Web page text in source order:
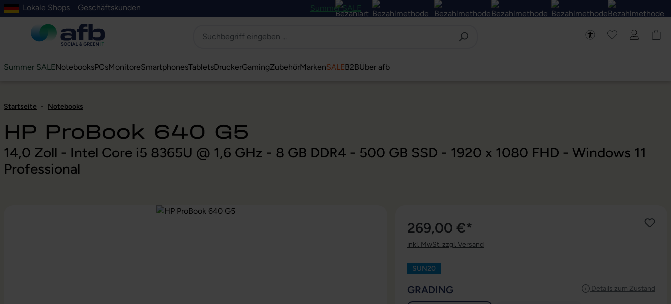
springen
Suche springen
Zur Hauptnavigation springen
Zur Navigation der B2B-Plattform springen
Lokale Shops Geschäftskunden Summer SALE
Summer SALENotebooksPCsMonitoreSmartphonesTabletsDruckerGamingZubehörMarkenSALEB2BÜber afb
Startseite - Notebooks
HP ProBook 640 G5
14,0 Zoll - Intel Core i5 8365U @ 1,6 GHz - 8 GB DDR4 - 500 GB SSD - 1920 x 1080 FHD - Windows 11
Professional
269,00 €*
inkl. MwSt. zzgl. Versand
SUN20
Details zum Zustand
GRADING